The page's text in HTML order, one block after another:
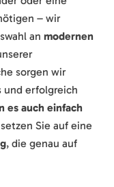
– wir
an modernen
sorgen wir
und erfolgreich
es auch einfach
Sie auf eine
, die genau auf